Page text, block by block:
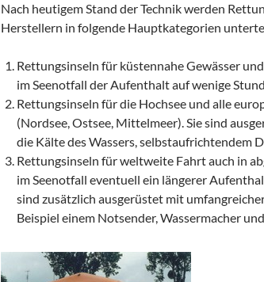
Nach heutigem Stand der Technik werden
Herstellern in folgende Hauptkategorien
Rettungsinseln für küstennahe Gewässer
im Seenotfall der Aufenthalt auf wenige
Rettungsinseln für die Hochsee und alle
(Nordsee, Ostsee, Mittelmeer). Sie sind
die Kälte des Wassers, selbstaufrichtendem
Rettungsinseln für weltweite Fahrt auch in
im Seenotfall eventuell ein längerer
sind zusätzlich ausgerüstet mit
Beispiel einem Notsender, Wassermacher